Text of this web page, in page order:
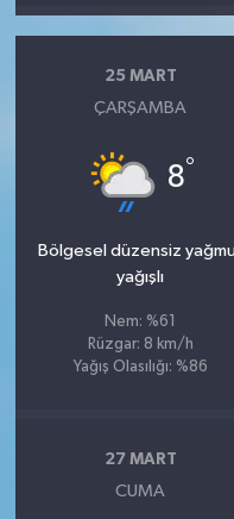
25 MART
ÇARŞAMBA
8°
Bölgesel düzensiz
yağışlı
Nem: %61
Rüzgar: 8 km/h
Yağış Olasılığı: %86
27 MART
CUMA